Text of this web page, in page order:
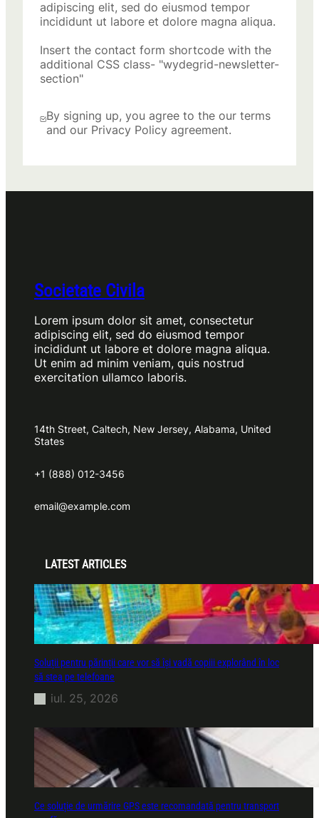
adipiscing elit, sed do eiusmod tempor
incididunt ut labore et dolore magna aliqua.
Insert the contact form shortcode with the
additional CSS class- "wydegrid-newsletter-
section"
By signing up, you agree to the our terms
and our Privacy Policy agreement.
Societate Civila
Lorem ipsum dolor sit amet, consectetur
adipiscing elit, sed do eiusmod tempor
incididunt ut labore et dolore magna aliqua.
Ut enim ad minim veniam, quis nostrud
exercitation ullamco laboris.
14th Street, Caltech, New Jersey, Alabama, United
States
+1 (888) 012-3456
email@example.com
LATEST ARTICLES
Soluții pentru părinții care vor să își vadă copiii explorând în loc
să stea pe telefoane
iul. 25, 2026
Ce soluție de urmărire GPS este recomandată pentru transport